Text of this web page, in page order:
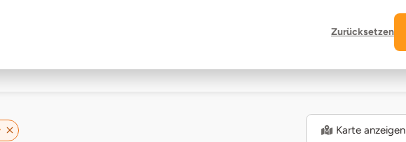
Zurücksetzen
Karte anzeigen